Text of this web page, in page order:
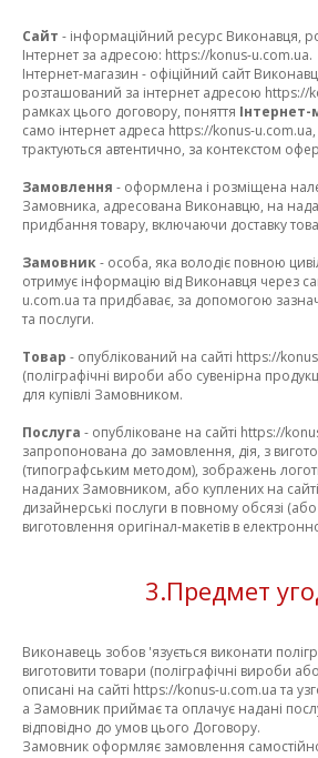
Сайт - інформаційний ресурс Виконавця,
Інтернет за адресою: https://konus-u.com.ua.
Інтернет-магазин - офіційний сайт
розташований за інтернет адресою https://
рамках цього договору, поняття Інтернет-
само інтернет адреса https://konus-
трактуються автентично, за контекстом
Замовлення - оформлена і розміщена
Замовника, адресована Виконавцю, на
придбання товару, включаючи доставку
Замовник- особа, яка володіє повною
отримує інформацію від Виконавця через
u.com.ua та придбаває, за допомогою
та послуги.
Товар - опублікований на сайті https://
(поліграфічні вироби або сувенірна
для купівлі Замовником.
Послуга - опубліковане на сайті https://
запропонована до замовлення, дія, з
(типографським методом), зображень
наданих Замовником, або куплених на
дизайнерські послуги в повному обсязі (або
виготовлення оригінал-макетів в
3.Предмет
Виконавець зобов 'язується виконати
виготовити товари (поліграфічні вироби
описані на сайті https://konus-u.com.ua та
а Замовник приймає та оплачує надані
відповідно до умов цього Договору.
Замовник оформляє замовлення